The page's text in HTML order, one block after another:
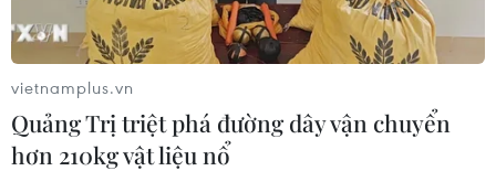
vietnamplus.vn
Quảng Trị triệt phá đường dây vận chuyển
hơn 210kg vật liệu nổ